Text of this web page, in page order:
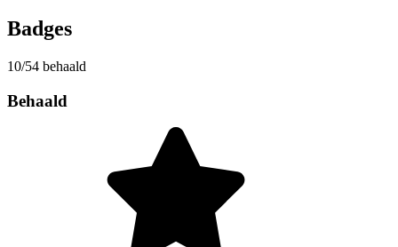
Badges
10/54 behaald
Behaald